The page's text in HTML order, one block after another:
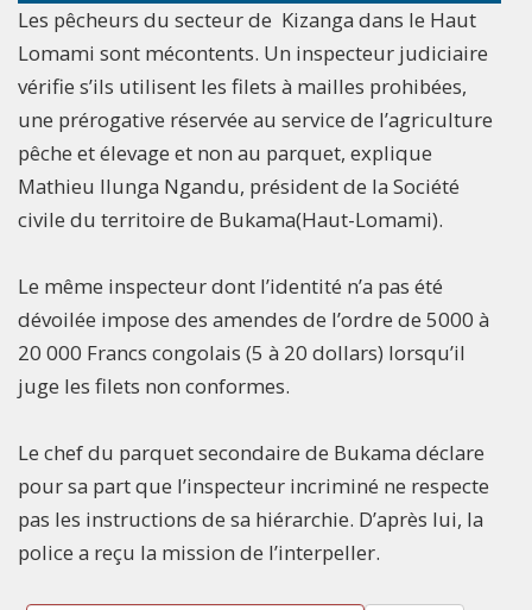
Les pêcheurs du secteur de Kizanga dans le Haut
Lomami sont mécontents. Un inspecteur judiciaire
vérifie s’ils utilisent les filets à mailles prohibées,
une prérogative réservée au service de l’agriculture
pêche et élevage et non au parquet, explique
Mathieu Ilunga Ngandu, président de la Société
civile du territoire de Bukama(Haut-Lomami).
Le même inspecteur dont l’identité n’a pas été
dévoilée impose des amendes de l’ordre de 5000 à
20 000 Francs congolais (5 à 20 dollars) lorsqu’il
juge les filets non conformes.
Le chef du parquet secondaire de Bukama déclare
pour sa part que l’inspecteur incriminé ne respecte
pas les instructions de sa hiérarchie. D’après lui, la
police a reçu la mission de l’interpeller.